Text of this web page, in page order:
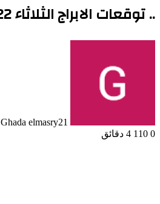
.. توقعات الابراج الثلاثاء 22-10-2024
Ghada elmasry21 أكتوبر، 2024
0
4 دقائق